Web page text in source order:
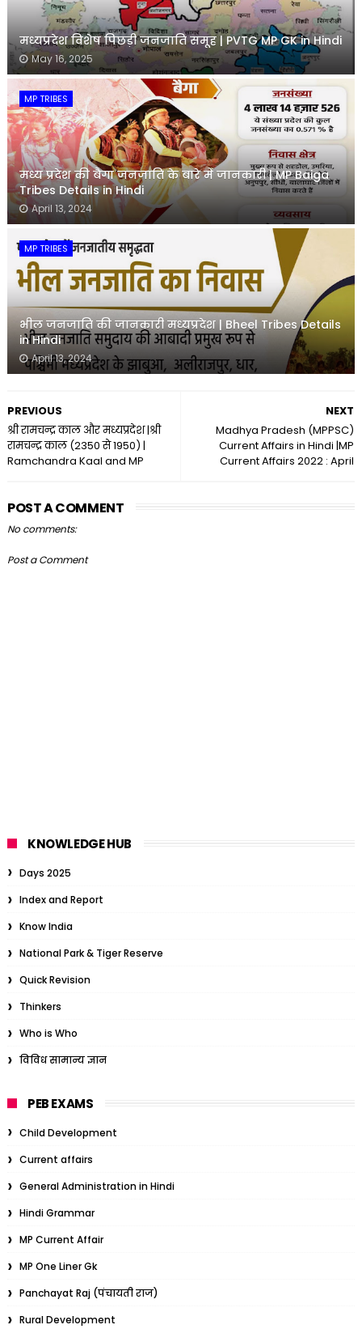
मध्यप्रदेश विशेष पिछड़ी जनजाति समूह | PVTG MP GK in Hindi
May 16, 2025
MP TRIBES
मध्य प्रदेश की बैगा जनजाति के बारे में जानकारी | MP Baiga
Tribes Details in Hindi
April 13, 2024
MP TRIBES
भील जनजाति की जानकारी मध्यप्रदेश | Bheel Tribes Details
in Hindi
April 13, 2024
NEXT
Madhya Pradesh (MPPSC)
Current Affairs in Hindi |MP
Current Affairs 2022 : April
PREVIOUS
श्री रामचन्द्र काल और मध्यप्रदेश |श्री
रामचन्द्र काल (2350 से 1950) |
Ramchandra Kaal and MP
POST A COMMENT
No comments:
Post a Comment
KNOWLEDGE HUB
Days 2025
Index and Report
Know India
National Park & Tiger Reserve
Quick Revision
Thinkers
Who is Who
विविध सामान्य ज्ञान
PEB EXAMS
Child Development
Current affairs
General Administration in Hindi
Hindi Grammar
MP Current Affair
MP One Liner Gk
Panchayat Raj (पंचायती राज)
Rural Development